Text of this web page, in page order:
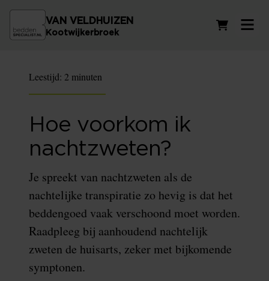
VAN VELDHUIZEN
Kootwijkerbroek
Leestijd: 2 minuten
Hoe voorkom ik
nachtzweten?
Je spreekt van nachtzweten als de
nachtelijke transpiratie zo hevig is dat het
beddengoed vaak verschoond moet worden.
Raadpleeg bij aanhoudend nachtelijk
zweten de huisarts, zeker met bijkomende
symptonen.